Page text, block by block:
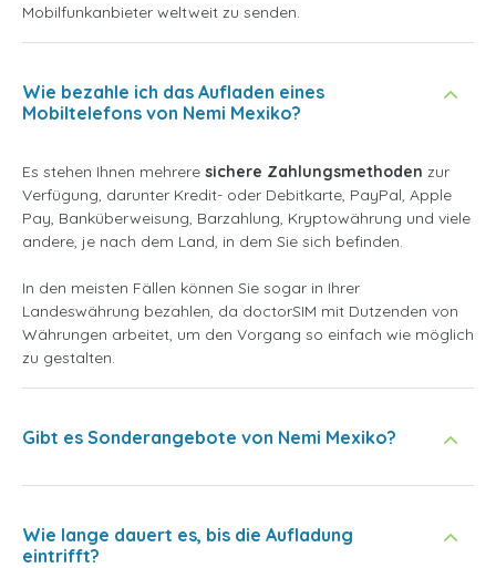
Mobilfunkanbieter weltweit zu senden.
Wie bezahle ich das Aufladen eines
Mobiltelefons von Nemi Mexiko?
Es stehen Ihnen mehrere sichere Zahlungsmethoden zur
Verfügung, darunter Kredit- oder Debitkarte, PayPal, Apple
Pay, Banküberweisung, Barzahlung, Kryptowährung und viele
andere, je nach dem Land, in dem Sie sich befinden.
In den meisten Fällen können Sie sogar in Ihrer
Landeswährung bezahlen, da doctorSIM mit Dutzenden von
Währungen arbeitet, um den Vorgang so einfach wie möglich
zu gestalten.
Gibt es Sonderangebote von Nemi Mexiko?
Wie lange dauert es, bis die Aufladung
eintrifft?